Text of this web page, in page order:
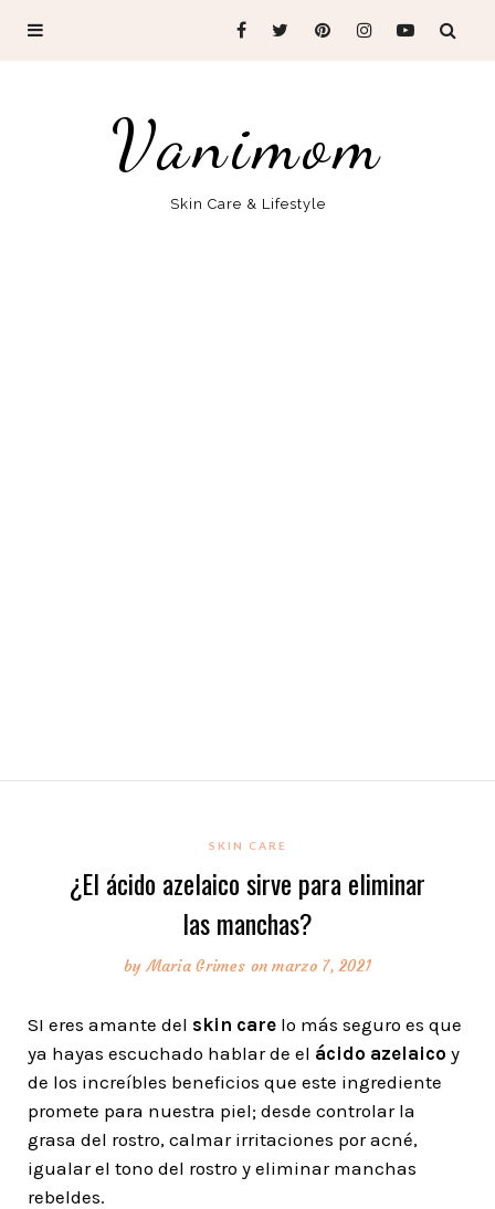
Vanimom
Skin Care & Lifestyle
SKIN CARE
¿El ácido azelaico sirve para eliminar
las manchas?
byMaria Grimes on marzo 7, 2021
SI eres amante del skin care lo más seguro es que
ya hayas escuchado hablar de el ácido azelaico y
de los increíbles beneficios que este ingrediente
promete para nuestra piel; desde controlar la
grasa del rostro, calmar irritaciones por acné,
igualar el tono del rostro y eliminar manchas
rebeldes.